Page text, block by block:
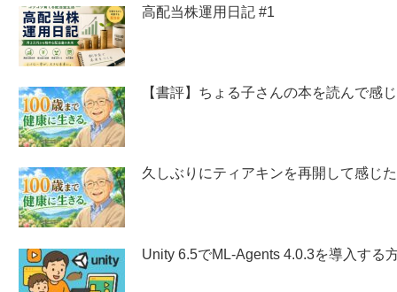
高配当株運用日記 #1
【書評】ちょる子さんの本を読んで感
久しぶりにティアキンを再開して感じ
Unity 6.5でML-Agents 4.0.3を導入する